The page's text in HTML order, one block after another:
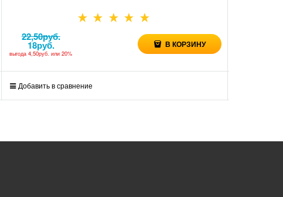
22,50руб.
18руб.
выгода4,50руб. или20%
В КОРЗИНУ
Добавить в сравнение